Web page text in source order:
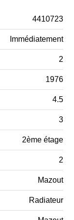
4410723
Immédiatement
2
1976
4.5
3
2ème étage
2
Mazout
Radiateur